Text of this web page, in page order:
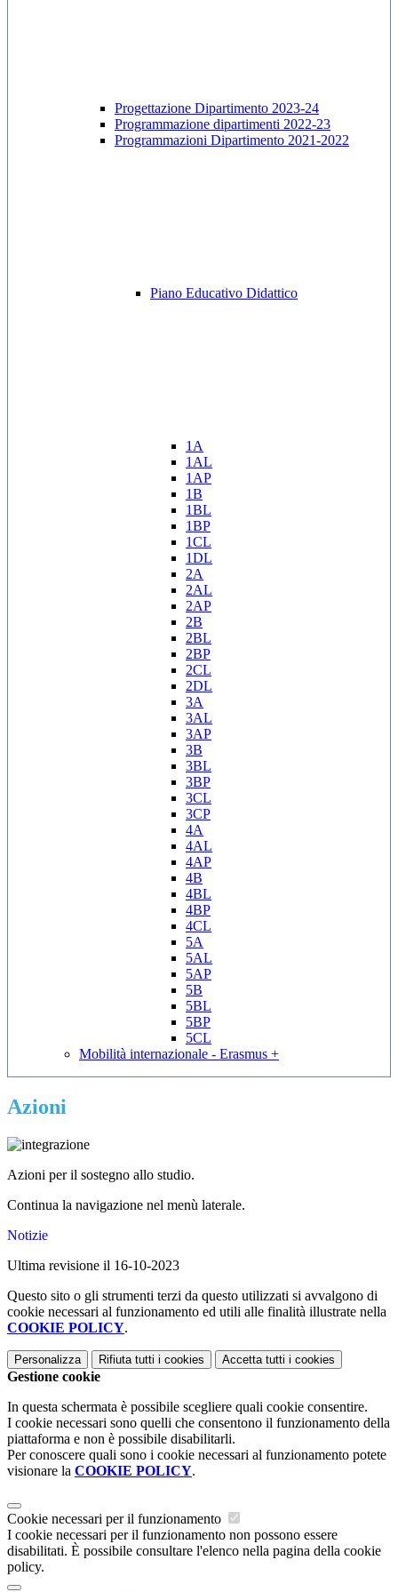
Progettazione Dipartimento 2023-24
Programmazione dipartimenti 2022-23
Programmazioni Dipartimento 2021-2022
Piano Educativo Didattico
1A
1AL
1AP
1B
1BL
1BP
1CL
1DL
2A
2AL
2AP
2B
2BL
2BP
2CL
2DL
3A
3AL
3AP
3B
3BL
3BP
3CL
3CP
4A
4AL
4AP
4B
4BL
4BP
4CL
5A
5AL
5AP
5B
5BL
5BP
5CL
Mobilità internazionale - Erasmus +
Azioni
Azioni per il sostegno allo studio.
Continua la navigazione nel menù laterale.
Notizie
Ultima revisione il 16-10-2023
Questo sito o gli strumenti terzi da questo utilizzati si avvalgono di
cookie necessari al funzionamento ed utili alle finalità illustrate nella
COOKIE POLICY.
Personalizza Rifiuta tutti i cookies Accetta tutti i cookies
Gestione cookie
In questa schermata è possibile scegliere quali cookie consentire.
I cookie necessari sono quelli che consentono il funzionamento della
piattaforma e non è possibile disabilitarli.
Per conoscere quali sono i cookie necessari al funzionamento potete
visionare la COOKIE POLICY.
Cookie necessari per il funzionamento
I cookie necessari per il funzionamento non possono essere
disabilitati. È possibile consultare l'elenco nella pagina della cookie
policy.